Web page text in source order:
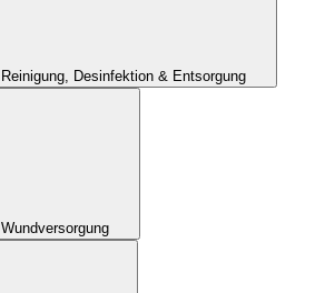
Reinigung, Desinfektion & Entsorgung
Wundversorgung